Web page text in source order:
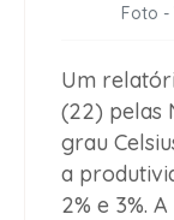
Foto -
Um
(22) pelas
grau
a
2% e 3%.